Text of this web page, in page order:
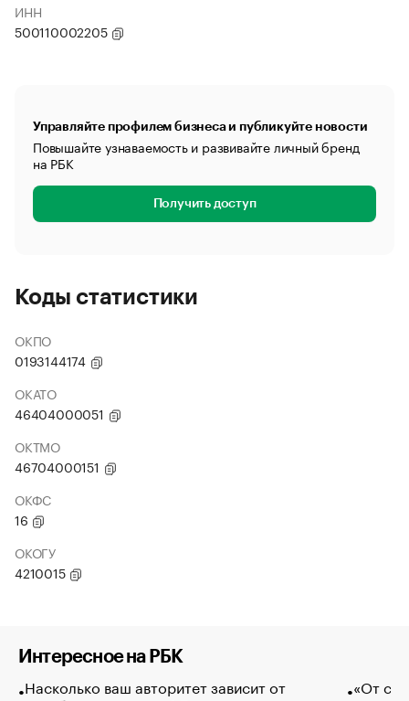
ИНН
500110002205
Управляйте профилем бизнеса и публикуйте новости
Повышайте узнаваемость и развивайте личный бренд
на РБК
Получить доступ
Коды статистики
ОКПО
0193144174
ОКАТО
46404000051
ОКТМО
46704000151
ОКФС
16
ОКОГУ
4210015
Интересное на РБК
Насколько ваш авторитет зависит от
«От